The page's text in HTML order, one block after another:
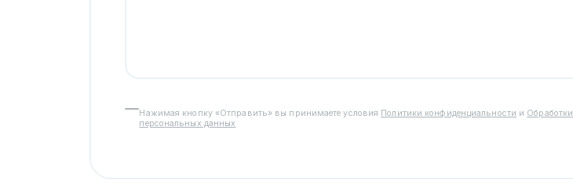
Нажимая кнопку «Отправить» вы принимаете условия Политики конфиденциальности и Обработки
персональных данных